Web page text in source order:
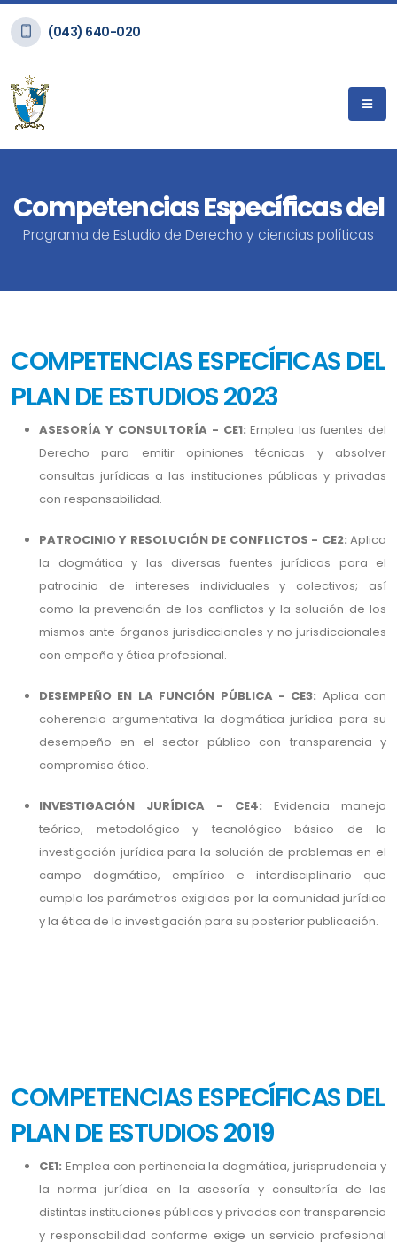
(043) 640-020
Competencias Específicas del
Programa de Estudio de Derecho y ciencias políticas
COMPETENCIAS ESPECÍFICAS DEL
PLAN DE ESTUDIOS 2023
ASESORÍA Y CONSULTORÍA - CE1: Emplea las fuentes del
Derecho para emitir opiniones técnicas y absolver
consultas jurídicas a las instituciones públicas y privadas
con responsabilidad.
PATROCINIO Y RESOLUCIÓN DE CONFLICTOS - CE2: Aplica
la dogmática y las diversas fuentes jurídicas para el
patrocinio de intereses individuales y colectivos; así
como la prevención de los conflictos y la solución de los
mismos ante órganos jurisdiccionales y no jurisdiccionales
con empeño y ética profesional.
DESEMPEÑO EN LA FUNCIÓN PÚBLICA - CE3: Aplica con
coherencia argumentativa la dogmática jurídica para su
desempeño en el sector público con transparencia y
compromiso ético.
INVESTIGACIÓN JURÍDICA - CE4: Evidencia manejo
teórico, metodológico y tecnológico básico de la
investigación jurídica para la solución de problemas en el
campo dogmático, empírico e interdisciplinario que
cumpla los parámetros exigidos por la comunidad jurídica
y la ética de la investigación para su posterior publicación.
COMPETENCIAS ESPECÍFICAS DEL
PLAN DE ESTUDIOS 2019
CE1: Emplea con pertinencia la dogmática, jurisprudencia y
la norma jurídica en la asesoría y consultoría de las
distintas instituciones públicas y privadas con transparencia
y responsabilidad conforme exige un servicio profesional